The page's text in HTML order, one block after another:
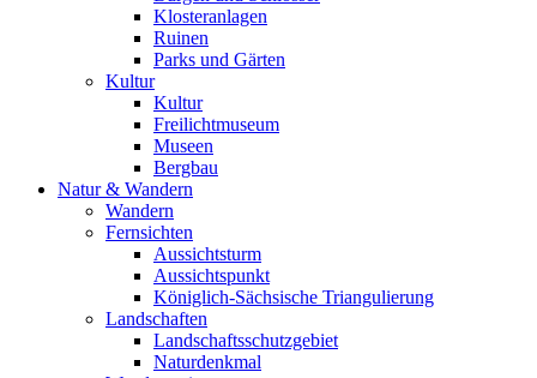
Klosteranlagen
Ruinen
Parks und Gärten
Kultur
Kultur
Freilichtmuseum
Museen
Bergbau
Natur & Wandern
Wandern
Fernsichten
Aussichtsturm
Aussichtspunkt
Königlich-Sächsische Triangulierung
Landschaften
Landschaftsschutzgebiet
Naturdenkmal